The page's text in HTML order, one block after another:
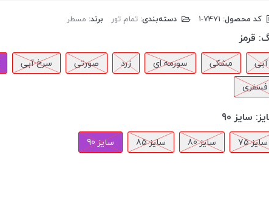
کد محصول: دسته‌بندی: تمام تور برند: مسطر
قرمز
آبی مشکی سورمه ای زرد صورتی سرخ آبی
فسفری
سایز 90
سایز 75 سایز 80 سایز 85 سایز 90